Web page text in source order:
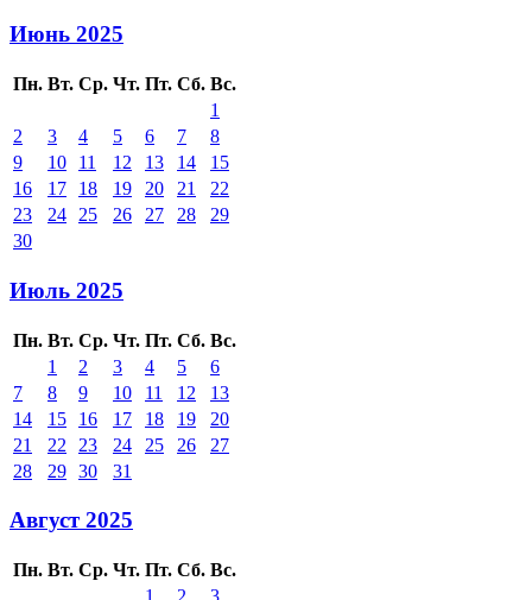
Июнь 2025
Пн. Вт. Ср. Чт. Пт. Сб. Вс.
1
2
3 4 5 6 7
8
9
10 11 12 13 14
15
16
17 18 19 20 21
22
23
24 25 26 27 28
29
30
Июль 2025
Пн. Вт. Ср. Чт. Пт. Сб. Вс.
1
2 3 4 5
6
7
8 9 10 11 12
13
14
15 16 17 18 19
20
21
22 23 24 25 26
27
28
29 30 31
Август 2025
Пн. Вт. Ср. Чт. Пт. Сб. Вс.
1
2
3